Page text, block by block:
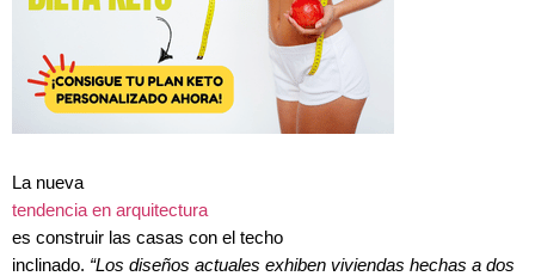
La nueva
tendencia en arquitectura
es construir las casas con el techo
inclinado. “Los diseños actuales exhiben viviendas hechas a dos